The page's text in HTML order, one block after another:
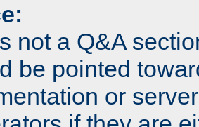
not a Q&A
be pointed
or